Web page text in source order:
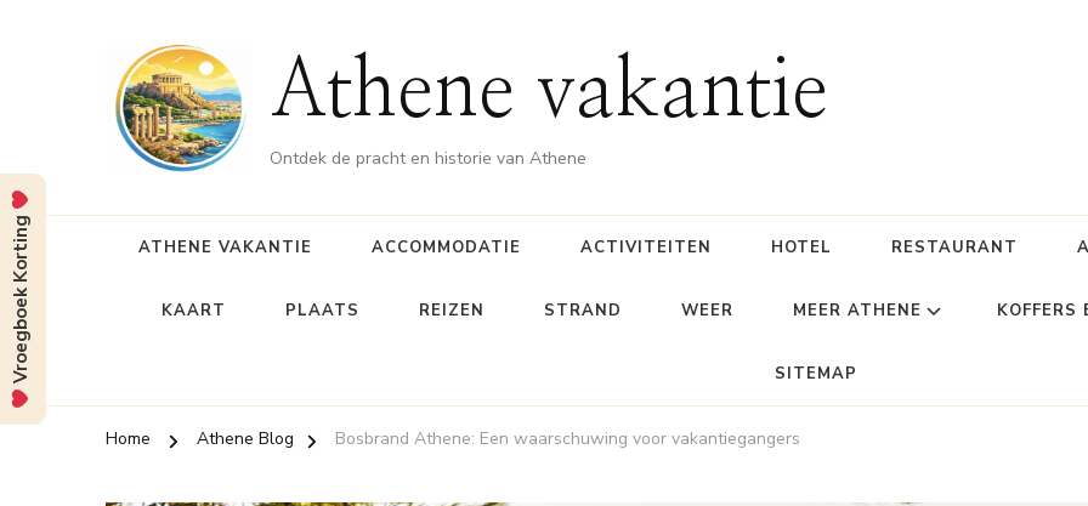
Athene vakantie
Ontdek de pracht en historie van Athene
ATHENE VAKANTIE ACCOMMODATIE ACTIVITEITEN HOTEL RESTAURANT
KAART PLAATS REIZEN STRAND WEER MEER ATHENE KOFFERS
SITEMAP
Home Athene Blog Bosbrand Athene: Een waarschuwing voor vakantiegangers
Vroegboek Korting